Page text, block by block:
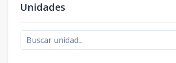
Unidades